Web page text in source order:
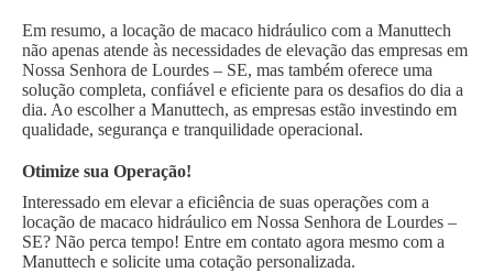
Em resumo, a locação de macaco hidráulico com a Manuttech
não apenas atende às necessidades de elevação das empresas em
Nossa Senhora de Lourdes – SE, mas também oferece uma
solução completa, confiável e eficiente para os desafios do dia a
dia. Ao escolher a Manuttech, as empresas estão investindo em
qualidade, segurança e tranquilidade operacional.
Otimize sua Operação!
Interessado em elevar a eficiência de suas operações com a
locação de macaco hidráulico em Nossa Senhora de Lourdes –
SE? Não perca tempo! Entre em contato agora mesmo com a
Manuttech e solicite uma cotação personalizada.